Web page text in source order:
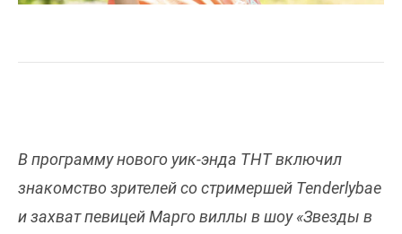
В программу нового уик-энда ТНТ включил
знакомство зрителей со стримершей Tenderlybae
и захват певицей Марго виллы в шоу «Звезды в